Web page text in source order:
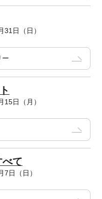
日（日）
ー
日（月）
て
日（日）